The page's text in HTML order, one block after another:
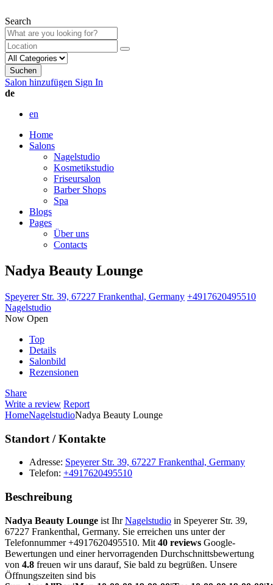
Search
Suchen
Salon hinzufügen Sign In
de
en
Home
Salons
Nagelstudio
Kosmetikstudio
Friseursalon
Barber Shops
Spa
Blogs
Pages
Über uns
Contacts
Nadya Beauty Lounge
Speyerer Str. 39, 67227 Frankenthal, Germany +4917620495510
Nagelstudio
Now Open
Top
Details
Salonbild
Rezensionen
Share
Write a review Report
HomeNagelstudioNadya Beauty Lounge
Standort / Kontakte
Adresse: Speyerer Str. 39, 67227 Frankenthal, Germany
Telefon: +4917620495510
Beschreibung
Nadya Beauty Lounge ist IhrNagelstudio in Speyerer Str. 39,
67227 Frankenthal, Germany. Sie erreichen uns unter der
Telefonnummer +4917620495510. Mit 40 reviews Google-
Bewertungen und einer hervorragenden Durchschnittsbewertung
von 4.8 freuen wir uns darauf, Sie bald zu begrüßen. Unsere
Öffnungszeiten sind bis